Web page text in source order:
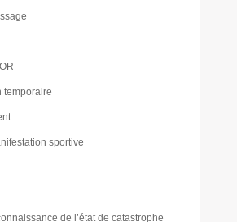
temporaire
sportive
de l’état de catastrophe